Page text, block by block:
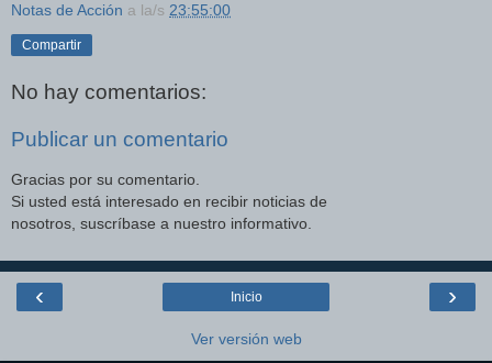
Notas de Acción a la/s 23:55:00
Compartir
No hay comentarios:
Publicar un comentario
Gracias por su comentario.
Si usted está interesado en recibir noticias de
nosotros, suscríbase a nuestro informativo.
‹ ›
Inicio
Ver versión web